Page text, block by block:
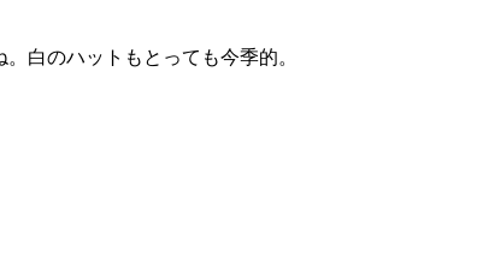
白のハットもとっても今季的。